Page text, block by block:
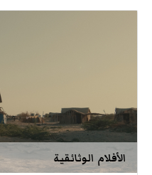
الأفلام الوثائقية